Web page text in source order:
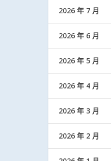
2026 年 7 月
2026 年 6 月
2026 年 5 月
2026 年 4 月
2026 年 3 月
2026 年 2 月